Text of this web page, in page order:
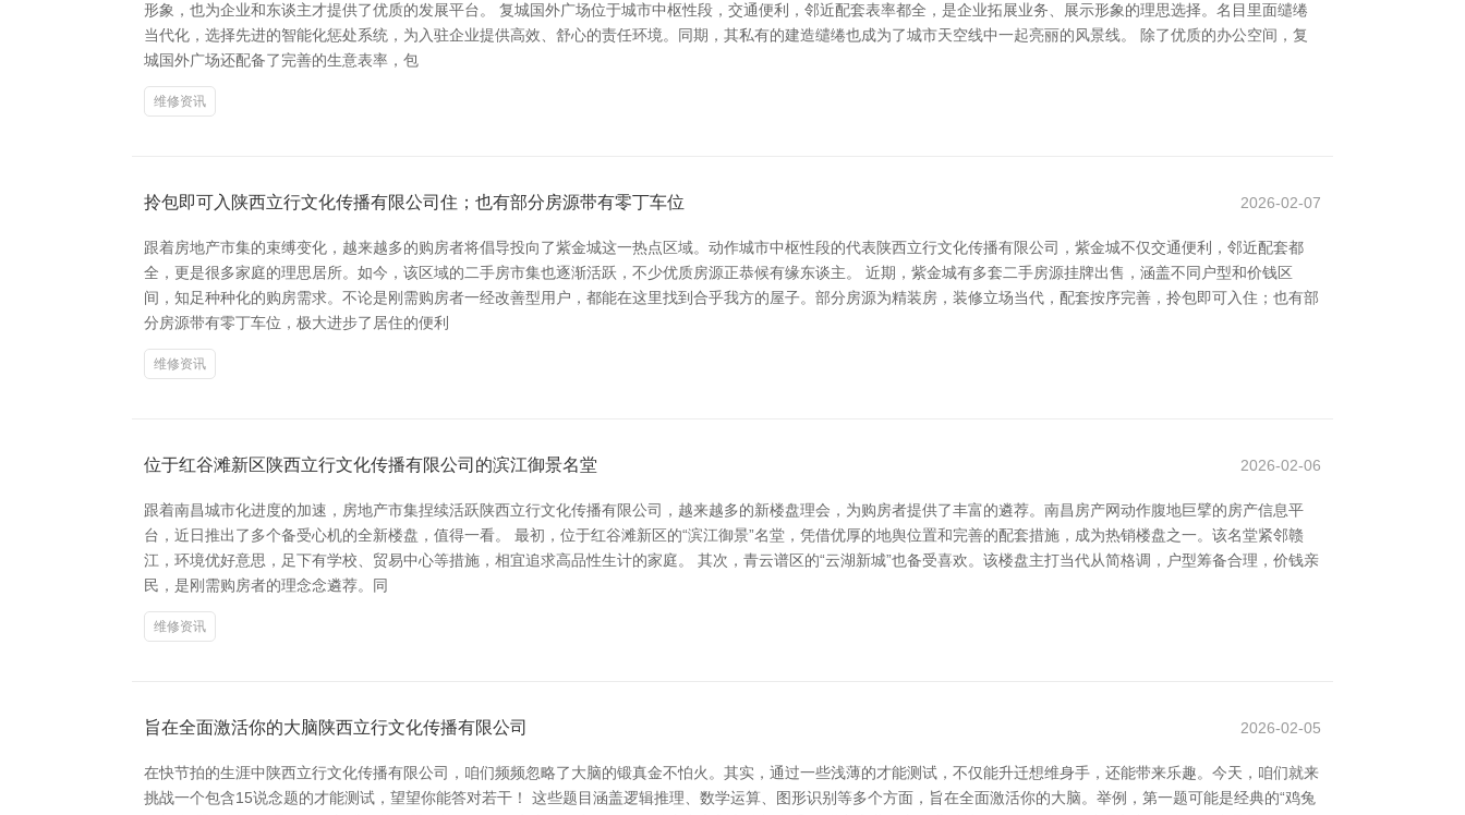
形象，也为企业和东谈主才提供了优质的发展平台。 复城国外广场位于城市中枢性段，交通便利，邻近配套表率都全，是企业拓展业务、展示形象的理思选择。名目里面缱绻
当代化，选择先进的智能化惩处系统，为入驻企业提供高效、舒心的责任环境。同期，其私有的建造缱绻也成为了城市天空线中一起亮丽的风景线。 除了优质的办公空间，复
城国外广场还配备了完善的生意表率，包
维修资讯
拎包即可入陕西立行文化传播有限公司住；也有部分房源带有零丁车位 2026-02-07
跟着房地产市集的束缚变化，越来越多的购房者将倡导投向了紫金城这一热点区域。动作城市中枢性段的代表陕西立行文化传播有限公司，紫金城不仅交通便利，邻近配套都
全，更是很多家庭的理思居所。如今，该区域的二手房市集也逐渐活跃，不少优质房源正恭候有缘东谈主。 近期，紫金城有多套二手房源挂牌出售，涵盖不同户型和价钱区
间，知足种种化的购房需求。不论是刚需购房者一经改善型用户，都能在这里找到合乎我方的屋子。部分房源为精装房，装修立场当代，配套按序完善，拎包即可入住；也有部
分房源带有零丁车位，极大进步了居住的便利
维修资讯
位于红谷滩新区陕西立行文化传播有限公司的滨江御景名堂 2026-02-06
跟着南昌城市化进度的加速，房地产市集捏续活跃陕西立行文化传播有限公司，越来越多的新楼盘理会，为购房者提供了丰富的遴荐。南昌房产网动作腹地巨擘的房产信息平
台，近日推出了多个备受心机的全新楼盘，值得一看。 最初，位于红谷滩新区的“滨江御景”名堂，凭借优厚的地舆位置和完善的配套措施，成为热销楼盘之一。该名堂紧邻赣
江，环境优好意思，足下有学校、贸易中心等措施，相宜追求高品性生计的家庭。 其次，青云谱区的“云湖新城”也备受喜欢。该楼盘主打当代从简格调，户型筹备合理，价钱亲
民，是刚需购房者的理念念遴荐。同
维修资讯
旨在全面激活你的大脑陕西立行文化传播有限公司 2026-02-05
在快节拍的生涯中陕西立行文化传播有限公司，咱们频频忽略了大脑的锻真金不怕火。其实，通过一些浅薄的才能测试，不仅能升迁想维身手，还能带来乐趣。今天，咱们就来
挑战一个包含15说念题的才能测试，望望你能答对若干！ 这些题目涵盖逻辑推理、数学运算、图形识别等多个方面，旨在全面激活你的大脑。举例，第一题可能是经典的“鸡兔